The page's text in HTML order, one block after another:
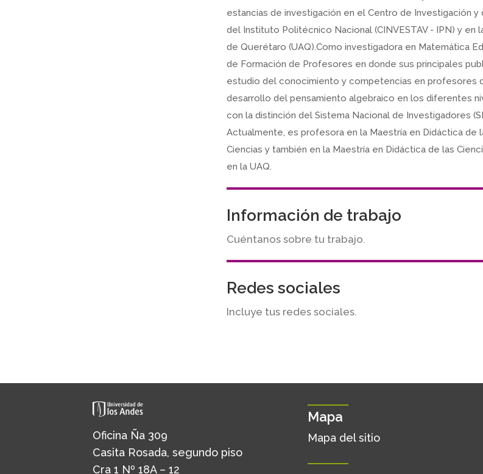
estancias de investigación en el Centro de Investigación y
del Instituto Politécnico Nacional (CINVESTAV - IPN) y en
de Querétaro (UAQ).Como investigadora en Matemática
de Formación de Profesores en donde sus principales
estudio del conocimiento y competencias en profesores
desarrollo del pensamiento algebraico en los diferentes
con la distinción del Sistema Nacional de Investigadores
Actualmente, es profesora en la Maestría en Didáctica de
Ciencias y también en la Maestría en Didáctica de las
en la UAQ.
Información de trabajo
Cuéntanos sobre tu trabajo.
Redes sociales
Incluye tus redes sociales.
Oficina Ña 309
Casita Rosada, segundo piso
Cra 1 Nº 18A – 12
Mapa
Mapa del sitio